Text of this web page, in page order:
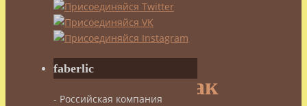
Друзья. Как
мы
тренировались
Друзья. Как
faberlic
- Российская компания